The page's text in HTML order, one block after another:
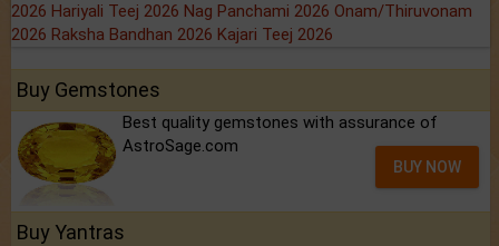
2026 Hariyali Teej 2026 Nag Panchami 2026 Onam/Thiruvonam
2026 Raksha Bandhan 2026 Kajari Teej 2026
Buy Gemstones
Best quality gemstones with assurance of
AstroSage.com
BUY NOW
Buy Yantras